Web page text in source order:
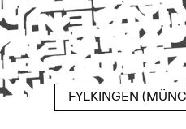
FYLKINGEN